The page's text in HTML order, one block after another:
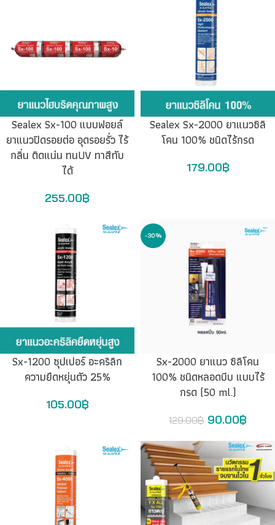
Sealex Sx-100 แบบฟอยล์
ยาแนวปิดรอยต่อ อุดรอยรั่ว ไร้
กลิ่น ติดแน่น ทนUV ทาสีทับ
ได้
255.00฿
Sealex Sx-2000 ยาแนวซิลิ
โคน 100% ชนิดไร้กรด
179.00฿
Sx-1200 ซุปเปอร์ อะคริลิก
ความยืดหยุ่นตัว 25%
105.00฿
-30%
Sx-2000 ยาแนว ซิลิโคน
100% ชนิดหลอดบีบ แบบไร้
กรด (50 ml.)
129.00฿ 90.00฿